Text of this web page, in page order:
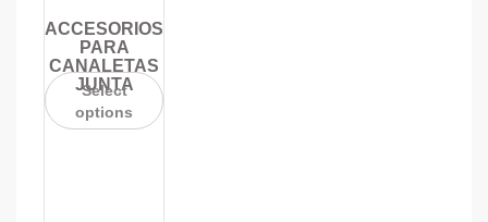
ACCESORIOS
PARA
CANALETAS
JUNTA
Select
options